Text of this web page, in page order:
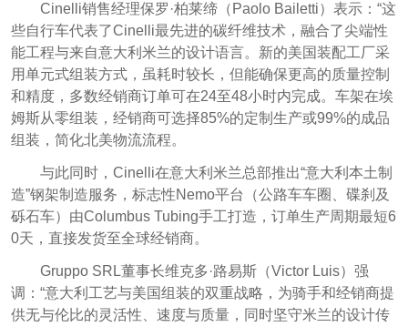
Cinelli销售经理保罗·柏莱缔（Paolo Bailetti）表示：“这
些自行车代表了Cinelli最先进的碳纤维技术，融合了尖端性
能工程与来自意大利米兰的设计语言。新的美国装配工厂采
用单元式组装方式，虽耗时较长，但能确保更高的质量控制
和精度，多数经销商订单可在24至48小时内完成。车架在埃
姆斯从零组装，经销商可选择85%的定制生产或99%的成品
组装，简化北美物流流程。
与此同时，Cinelli在意大利米兰总部推出“意大利本土制
造”钢架制造服务，标志性Nemo平台（公路车车圈、碟刹及
砾石车）由Columbus Tubing手工打造，订单生产周期最短6
0天，直接发货至全球经销商。
Gruppo SRL董事长维克多·路易斯（Victor Luis）强
调：“意大利工艺与美国组装的双重战略，为骑手和经销商提
供无与伦比的灵活性、速度与质量，同时坚守米兰的设计传